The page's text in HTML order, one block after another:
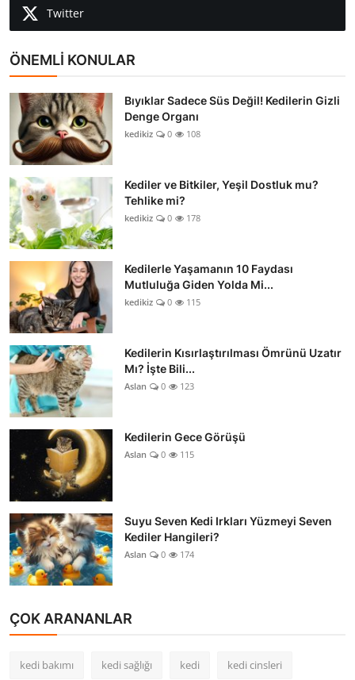
Twitter
ÖNEMLİ KONULAR
Bıyıklar Sadece Süs Değil! Kedilerin Gizli
Denge Organı
kedikiz 0 108
Kediler ve Bitkiler, Yeşil Dostluk mu?
Tehlike mi?
kedikiz 0 178
Kedilerle Yaşamanın 10 Faydası
Mutluluğa Giden Yolda Mi...
kedikiz 0 115
Kedilerin Kısırlaştırılması Ömrünü Uzatır
Mı? İşte Bili...
Aslan 0 123
Kedilerin Gece Görüşü
Aslan 0 115
Suyu Seven Kedi Irkları Yüzmeyi Seven
Kediler Hangileri?
Aslan 0 174
ÇOK ARANANLAR
kedi bakımı kedi sağlığı kedi kedi cinsleri